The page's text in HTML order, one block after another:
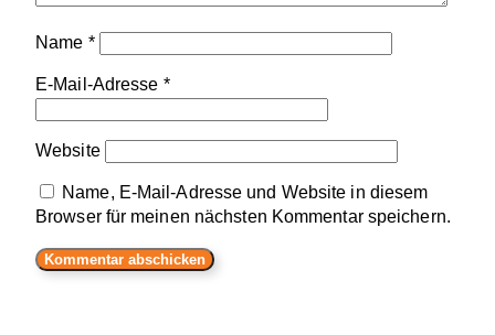
Name *
E-Mail-Adresse *
Website
Name, E-Mail-Adresse und Website in diesem
Browser für meinen nächsten Kommentar speichern.